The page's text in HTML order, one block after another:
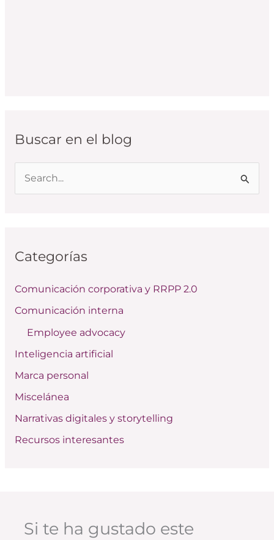
Buscar en el blog
a
p
o
:
Categorías
Comunicación corporativa y RRPP 2.0
Comunicación interna
Employee advocacy
Inteligencia artificial
Marca personal
Miscelánea
Narrativas digitales y storytelling
Recursos interesantes
Si te ha gustado este